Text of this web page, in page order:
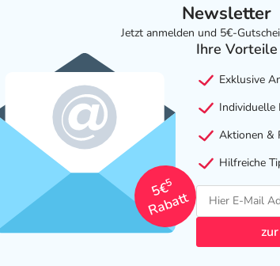
Newsletter
Jetzt anmelden und 5€-
5€
5
Rabatt
Ihre
Exklusive
Individuelle
Aktionen &
Hilfreiche